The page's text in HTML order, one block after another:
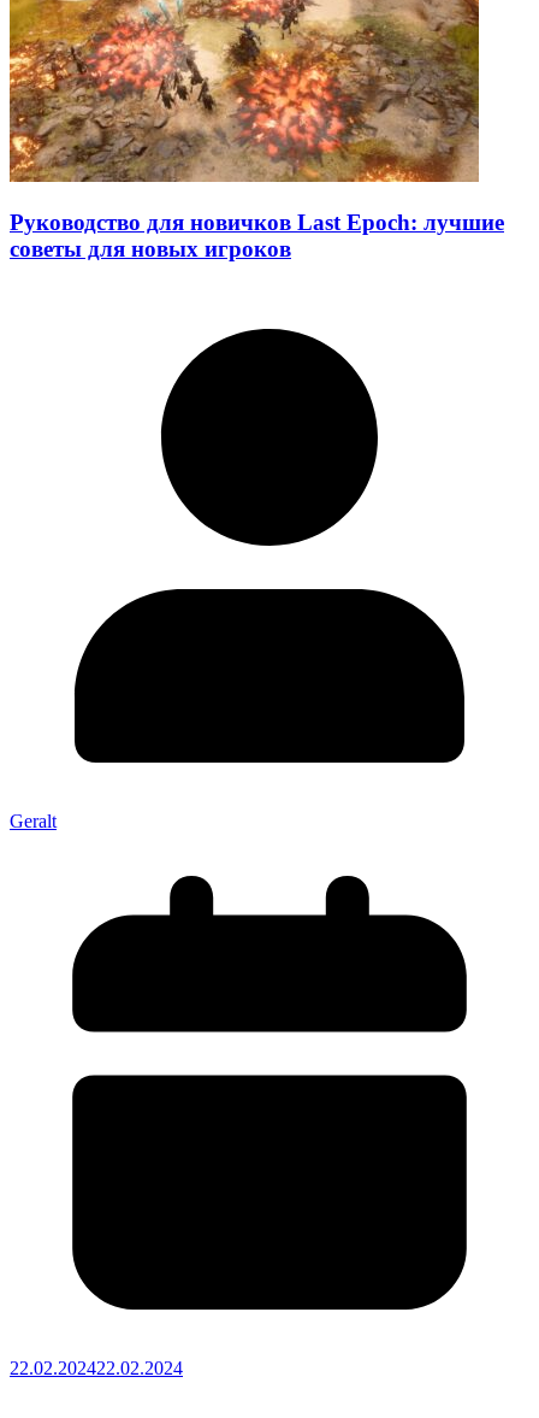
Руководство для новичков Last Epoch: лучшие
советы для новых игроков
Geralt
22.02.202422.02.2024